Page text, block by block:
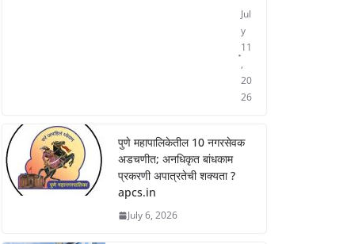
Jul
y
11
,
20
26
पुणे महापालिकेतील 10 नगरसेवक
अडचणीत; अनधिकृत बांधकाम
प्रकरणी अपात्रतेची शक्यता ?
apcs.in
July 6, 2026